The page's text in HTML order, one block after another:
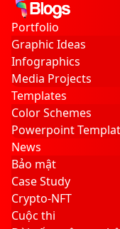
Play
skin
Portfolio
Graphic Ideas
Infographics
Media Projects
Templates
Color Schemes
Powerpoint
News
Bảo mật
Case Study
Crypto-NFT
Cuộc thi